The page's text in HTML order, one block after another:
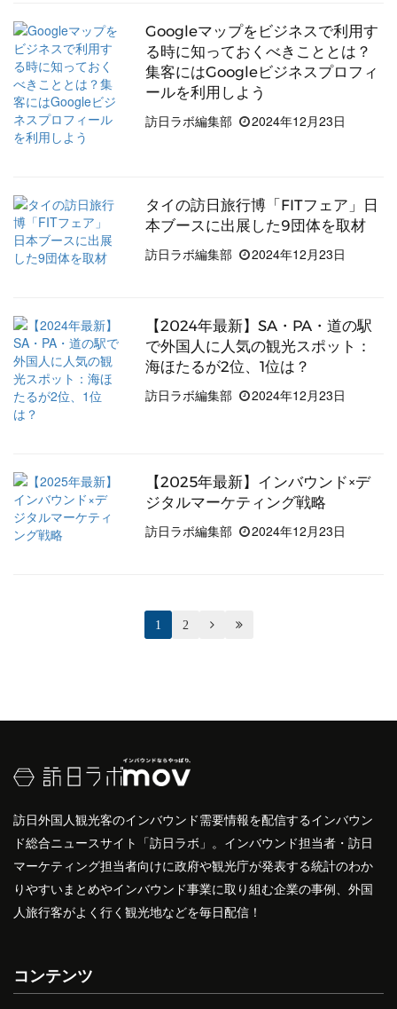
Googleマップをビジネスで利用す
る時に知っておくべきこととは？
集客にはGoogleビジネスプロフィ
ールを利用しよう
訪日ラボ編集部
2024年12月23日
タイの訪日旅行博「FITフェア」日
本ブースに出展した9団体を取材
訪日ラボ編集部
2024年12月23日
【2024年最新】SA・PA・道の駅
で外国人に人気の観光スポット：
海ほたるが2位、1位は？
訪日ラボ編集部
2024年12月23日
【2025年最新】インバウンド×デ
ジタルマーケティング戦略
訪日ラボ編集部
2024年12月23日
1 2  
訪日外国人観光客のインバウンド需要情報を配信するインバウン
ド総合ニュースサイト「訪日ラボ」。インバウンド担当者・訪日
マーケティング担当者向けに政府や観光庁が発表する統計のわか
りやすいまとめやインバウンド事業に取り組む企業の事例、外国
人旅行客がよく行く観光地などを毎日配信！
コンテンツ